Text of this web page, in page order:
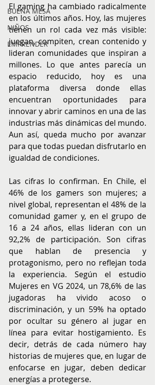
BUENA MESA
NIÑOS
EMPRENDER
El gaming ha cambiado radicalmente
en los últimos años. Hoy, las mujeres
tienen un rol cada vez más visible:
juegan, compiten, crean contenido y
lideran comunidades que inspiran a
millones. Lo que antes parecía un
espacio reducido, hoy es una
plataforma diversa donde ellas
encuentran oportunidades para
innovar y abrir caminos en una de las
industrias más dinámicas del mundo.
Aun así, queda mucho por avanzar
para que todas puedan disfrutarlo en
igualdad de condiciones.
Las cifras lo confirman. En Chile, el
46% de los gamers son mujeres; a
nivel global, representan el 48% de la
comunidad gamer y, en el grupo de
16 a 24 años, ellas lideran con un
92,2% de participación. Son cifras
que hablan de presencia y
protagonismo, pero no reflejan toda
la experiencia. Según el estudio
Mujeres en VG 2024, un 78,6% de las
jugadoras ha vivido acoso o
discriminación, y un 59% ha optado
por ocultar su género al jugar en
línea para evitar hostigamiento. Es
decir, detrás de cada número hay
historias de mujeres que, en lugar de
enfocarse en jugar, deben dedicar
energías a protegerse.